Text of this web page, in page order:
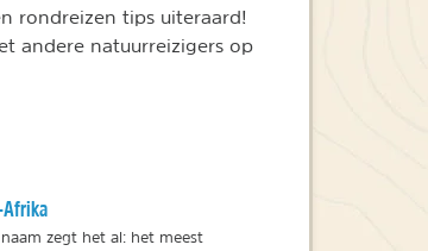
rondreizen tips uiteraard!
andere natuurreizigers op
zegt het al: het meest